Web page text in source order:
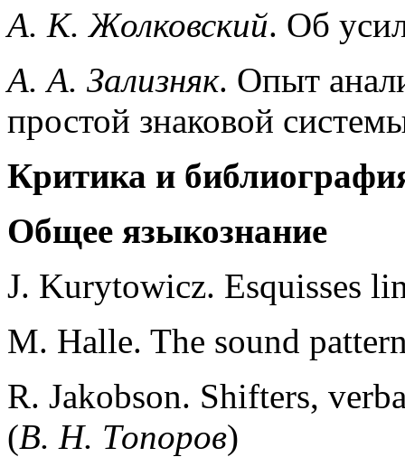
А. К. Жолковский. Об
А. А. Зализняк. Опыт
простой знаковой
Критика и
Общее языкознание
J. Kurytowicz. Esquisses
M. Halle. The sound
R. Jakobson. Shifters,
(В. Н. Топоров)